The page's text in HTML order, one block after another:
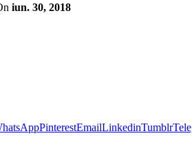
iun. 30, 2018
PinterestEmailLinkedinTumblr